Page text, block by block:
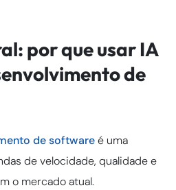
por que usar IA
de
de softwareé uma
de velocidade, qualidade e
o mercado atual.